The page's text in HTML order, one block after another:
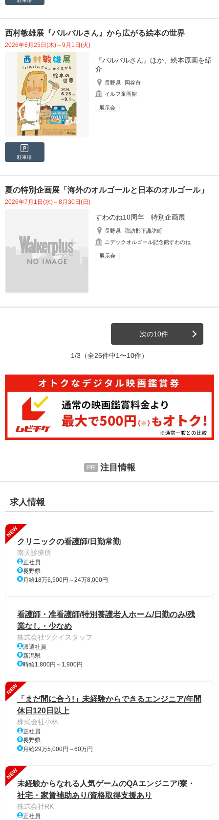
西村敏雄展『バルバルさん』から広がる絵本の世界
2026年6月25日(木)～9月1日(火)
『バルバルさん』ほか、絵本原画を紹
介
長野県
岡谷市
イルフ童画館
展示会
駐車場
夏の特別企画展「海外のオルゴールと日本のオルゴール」
2026年7月1日(水)～8月30日(日)
すわのね10周年 特別企画展
長野県
諏訪郡下諏訪町
ニデックオルゴール記念館すわのね
展示会
次の10件
1/3 （全26件中1〜10件）
注目情報
求人情報
NEW
クリニックの看護師/日勤常勤
南天診療所
正社員
長野県
月給18万6,500円～24万8,000円
看護師・准看護師/特別養護老人ホーム/日勤のみ/残
業なし・少なめ
株式会社ツクイスタッフ
派遣社員
新潟県
時給1,800円～1,900円
NEW
「まだ間に合う!」未経験からできるエンジニア/年間
休日120日以上
株式会社小林
正社員
長野県
月給29万5,000円～60万円
NEW
未経験からなれる人気ゲームのQAエンジニア/寮・
社宅・家賃補助あり/資格取得支援あり
株式会社RK
正社員